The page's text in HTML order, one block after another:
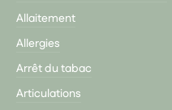
Allaitement
Allergies
Arrêt du tabac
Articulations